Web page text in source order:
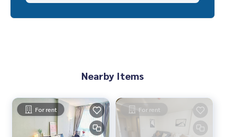
Nearby Items
For rent For rent